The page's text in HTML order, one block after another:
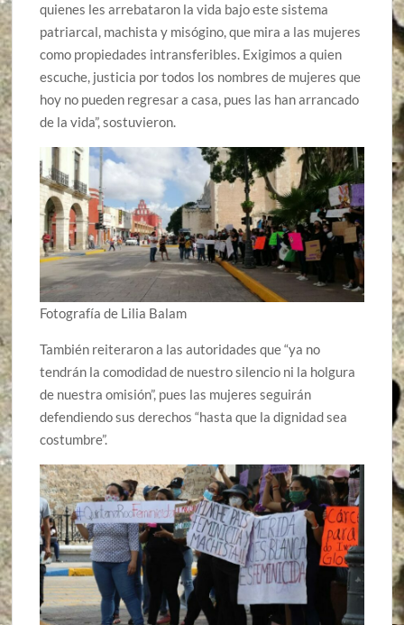
quienes les arrebataron la vida bajo este sistema
patriarcal, machista y misógino, que mira a las mujeres
como propiedades intransferibles. Exigimos a quien
escuche, justicia por todos los nombres de mujeres que
hoy no pueden regresar a casa, pues las han arrancado
de la vida”, sostuvieron.
Fotografía de Lilia Balam
También reiteraron a las autoridades que “ya no
tendrán la comodidad de nuestro silencio ni la holgura
de nuestra omisión”, pues las mujeres seguirán
defendiendo sus derechos “hasta que la dignidad sea
costumbre”.